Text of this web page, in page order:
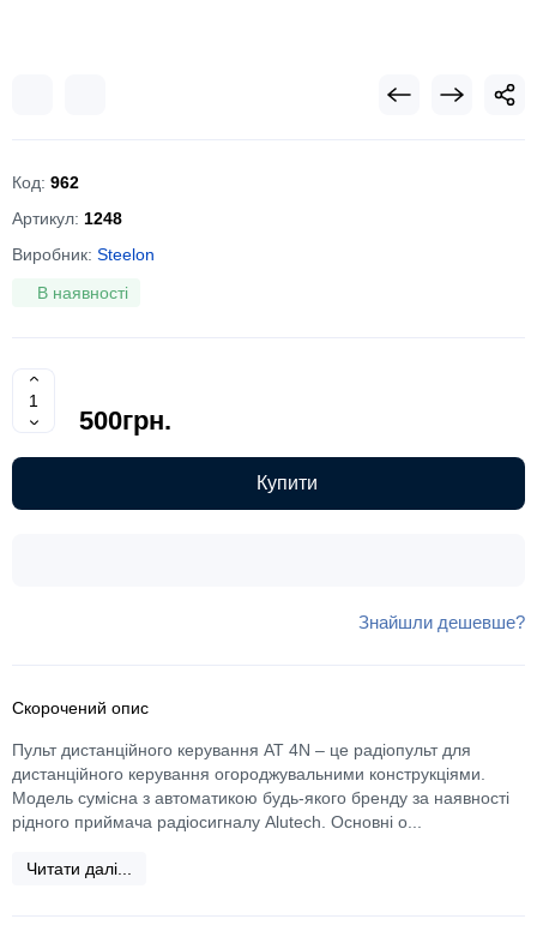
Код: 962
Артикул: 1248
Виробник: Steelon
В наявності
500грн.
Купити
Знайшли дешевше?
Скорочений опис
Пульт дистанційного керування АТ 4N – це радіопульт для
дистанційного керування огороджувальними конструкціями.
Модель сумісна з автоматикою будь-якого бренду за наявності
рідного приймача радіосигналу Alutech. Основні о...
Читати далі...